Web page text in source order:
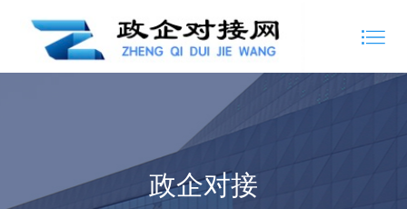
政企对接